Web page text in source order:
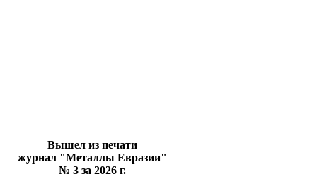
Вышел из печати
журнал "Металлы Евразии"
№ 3 за 2026 г.